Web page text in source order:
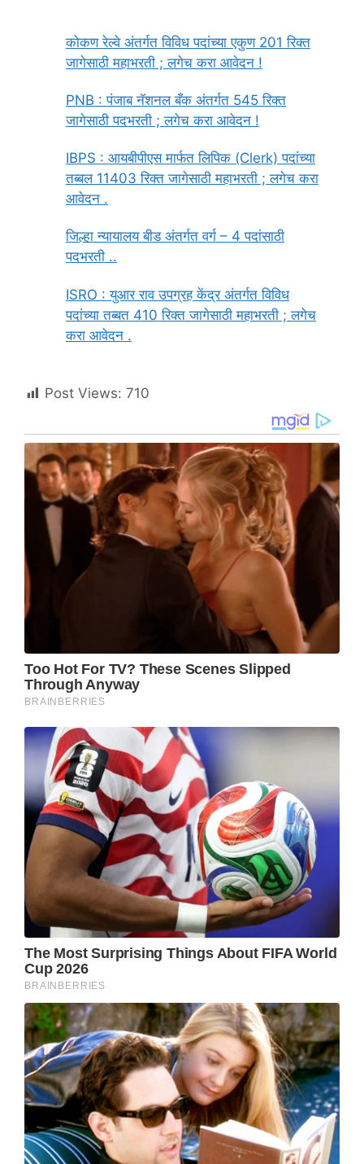
कोकण रेल्वे अंतर्गत विविध पदांच्या एकुण 201 रिक्त
जागेसाठी महाभरती ; लगेच करा आवेदन !
PNB : पंजाब नॅशनल बँक अंतर्गत 545 रिक्त
जागेसाठी पदभरती ; लगेच करा आवेदन !
IBPS : आयबीपीएस मार्फत लिपिक (Clerk) पदांच्या
तब्बल 11403 रिक्त जागेसाठी महाभरती ; लगेच करा
आवेदन .
जिल्हा न्यायालय बीड अंतर्गत वर्ग – 4 पदांसाठी
पदभरती ..
ISRO : युआर राव उपग्रह केंद्र अंतर्गत विविध
पदांच्या तब्बत 410 रिक्त जागेसाठी महाभरती ; लगेच
करा आवेदन .
Post Views: 710